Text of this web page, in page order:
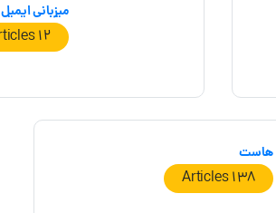
میزبانی ایمیل
12 Articles
هاست
138 Articles